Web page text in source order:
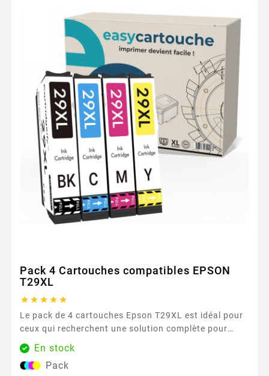
Pack 4 Cartouches compatibles EPSON
T29XL
    
Le pack de 4 cartouches Epson T29XL est idéal pour
ceux qui recherchent une solution complète pour
leurs besoins d'impression. Comprenant une
cartouche de chaque couleur (noir, cyan, magenta et
jaune), ce pack assure une couverture complète pour
En stock
Pack